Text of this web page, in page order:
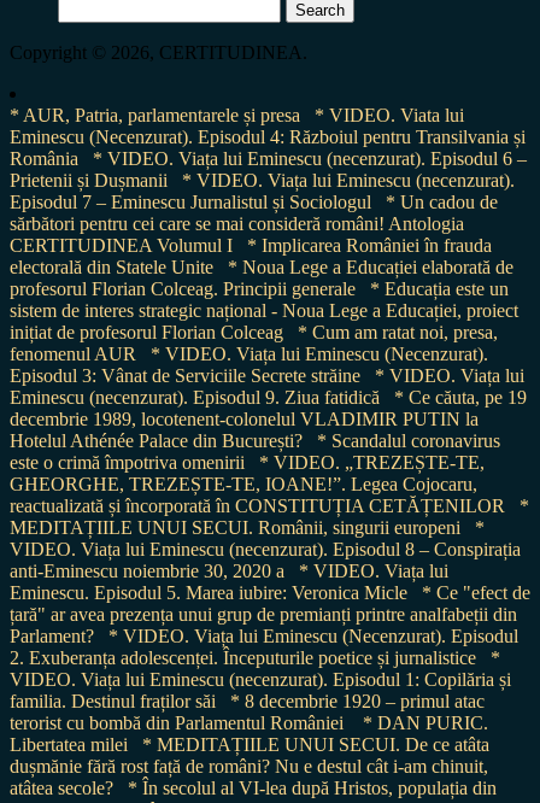
for:
Copyright © 2026, CERTITUDINEA.
* AUR, Patria, parlamentarele și presa
* VIDEO. Viata lui
Eminescu (Necenzurat). Episodul 4: Războiul pentru Transilvania și
România
* VIDEO. Viața lui Eminescu (necenzurat). Episodul 6 –
Prietenii și Dușmanii
* VIDEO. Viața lui Eminescu (necenzurat).
Episodul 7 – Eminescu Jurnalistul și Sociologul
* Un cadou de
sărbători pentru cei care se mai consideră români! Antologia
CERTITUDINEA Volumul I
* Implicarea României în frauda
electorală din Statele Unite
* Noua Lege a Educației elaborată de
profesorul Florian Colceag. Principii generale
* Educația este un
sistem de interes strategic național - Noua Lege a Educației, proiect
inițiat de profesorul Florian Colceag
* Cum am ratat noi, presa,
fenomenul AUR
* VIDEO. Viața lui Eminescu (Necenzurat).
Episodul 3: Vânat de Serviciile Secrete străine
* VIDEO. Viața lui
Eminescu (necenzurat). Episodul 9. Ziua fatidică
* Ce căuta, pe 19
decembrie 1989, locotenent-colonelul VLADIMIR PUTIN la
Hotelul Athénée Palace din București?
* Scandalul coronavirus
este o crimă împotriva omenirii
* VIDEO. „TREZEȘTE-TE,
GHEORGHE, TREZEȘTE-TE, IOANE!”. Legea Cojocaru,
reactualizată și încorporată în CONSTITUȚIA CETĂȚENILOR
*
MEDITAȚIILE UNUI SECUI. Românii, singurii europeni
*
VIDEO. Viața lui Eminescu (necenzurat). Episodul 8 – Conspirația
anti-Eminescu noiembrie 30, 2020 a
* VIDEO. Viața lui
Eminescu. Episodul 5. Marea iubire: Veronica Micle
* Ce "efect de
țară" ar avea prezența unui grup de premianți printre analfabeții din
Parlament?
* VIDEO. Viața lui Eminescu (Necenzurat). Episodul
2. Exuberanța adolescenței. Începuturile poetice și jurnalistice
*
VIDEO. Viața lui Eminescu (necenzurat). Episodul 1: Copilăria și
familia. Destinul fraților săi
* 8 decembrie 1920 – primul atac
terorist cu bombă din Parlamentul României
* DAN PURIC.
Libertatea milei
* MEDITAȚIILE UNUI SECUI. De ce atâta
dușmănie fără rost față de români? Nu e destul cât i-am chinuit,
atâtea secole?
* În secolul al VI-lea după Hristos, populația din